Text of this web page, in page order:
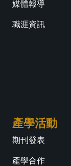
媒體報導
職涯資訊
產學活動
期刊發表
產學合作